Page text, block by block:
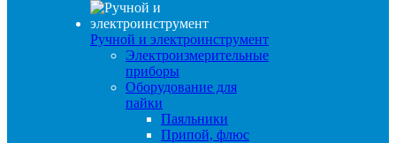
Ручной и электроинструмент
Электроизмерительные
приборы
Оборудование для
пайки
Паяльники
Припой, флюс